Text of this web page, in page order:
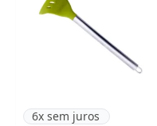
6x sem juros